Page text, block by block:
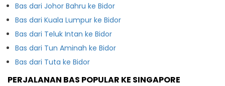
Bas dari Johor Bahru ke Bidor
Bas dari Kuala Lumpur ke Bidor
Bas dari Teluk Intan ke Bidor
Bas dari Tun Aminah ke Bidor
Bas dari Tuta ke Bidor
PERJALANAN BAS POPULAR KE SINGAPORE